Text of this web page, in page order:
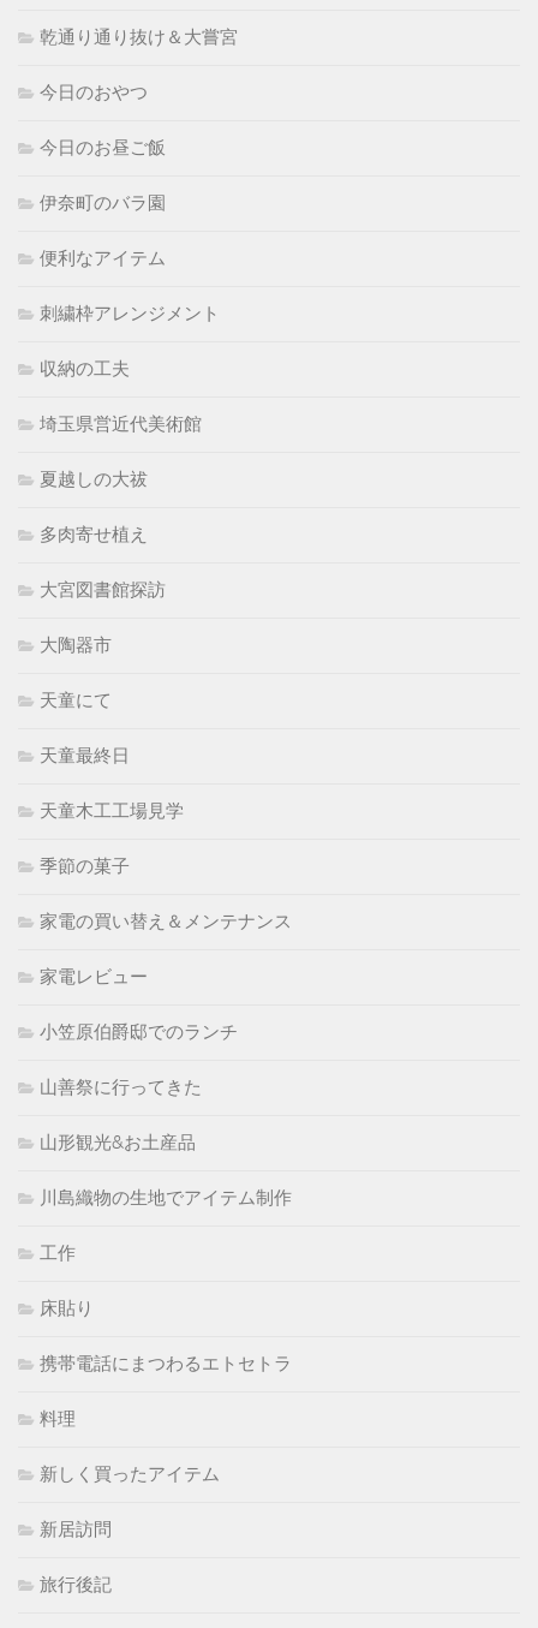
乾通り通り抜け＆大嘗宮
今日のおやつ
今日のお昼ご飯
伊奈町のバラ園
便利なアイテム
刺繍枠アレンジメント
収納の工夫
埼玉県営近代美術館
夏越しの大祓
多肉寄せ植え
大宮図書館探訪
大陶器市
天童にて
天童最終日
天童木工工場見学
季節の菓子
家電の買い替え＆メンテナンス
家電レビュー
小笠原伯爵邸でのランチ
山善祭に行ってきた
山形観光&お土産品
川島織物の生地でアイテム制作
工作
床貼り
携帯電話にまつわるエトセトラ
料理
新しく買ったアイテム
新居訪問
旅行後記